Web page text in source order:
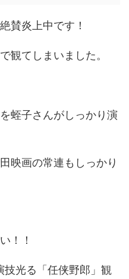
賛炎上中です！
観てしまいました。
蛭子さんがしっかり演
映画の常連もしっかり
！！
技光る「任侠野郎」観